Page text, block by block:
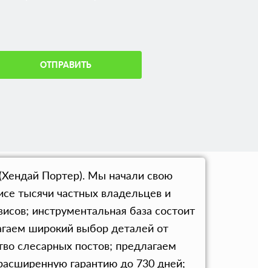
ОТПРАВИТЬ
Портер). Мы начали свою
тысячи частных владельцев и
инструментальная база состоит
широкий выбор деталей от
слесарных постов; предлагаем
гарантию до 730 дней;